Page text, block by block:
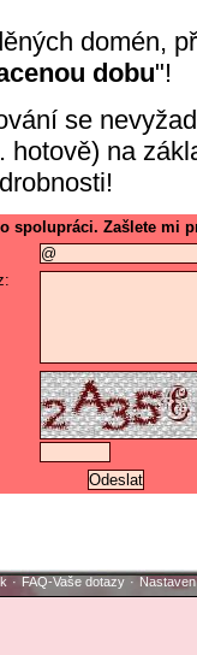
domén,
dobu"!
se
na
o spolupráci. Zašlete mi
· FAQ-Vaše dotazy ·